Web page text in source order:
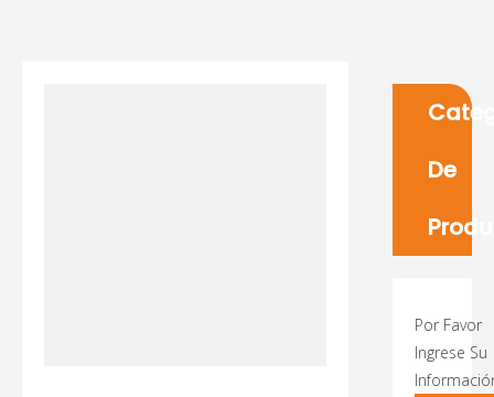
De
Por Favor
Ingrese Su